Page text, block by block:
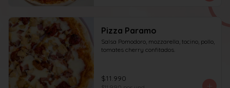
Pizza Paramo
Salsa Pomodoro, mozzarella, tocino, pollo,
tomates cherry confitados.
$11.990